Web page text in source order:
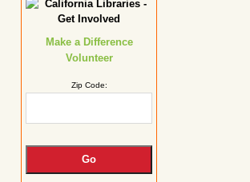
Make a Difference
Volunteer
Zip Code: